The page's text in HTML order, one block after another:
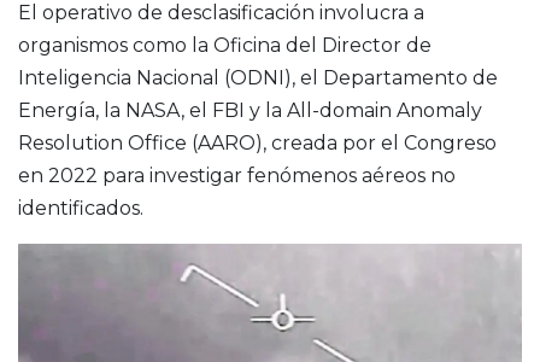
El operativo de desclasificación involucra a
organismos como la Oficina del Director de
Inteligencia Nacional (ODNI), el Departamento de
Energía, la NASA, el FBI y la All-domain Anomaly
Resolution Office (AARO), creada por el Congreso
en 2022 para investigar fenómenos aéreos no
identificados.